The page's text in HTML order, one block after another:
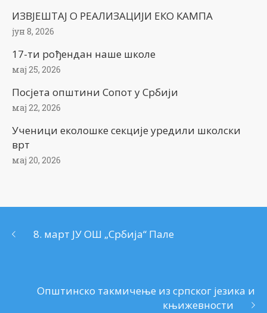
ИЗВЈЕШТАЈ О РЕАЛИЗАЦИЈИ ЕКО КАМПА
јун 8, 2026
17-ти рођендан наше школе
мај 25, 2026
Посјета општини Сопот у Србији
мај 22, 2026
Ученици еколошке секције уредили школски
врт
мај 20, 2026
8. март ЈУ ОШ „Србија“ Пале
Општинско такмичење из српског језика и
књижевности